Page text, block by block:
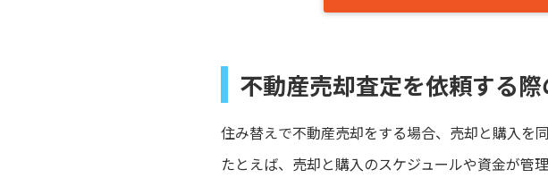
不動産売却査定を依頼する
住み替えで不動産売却をする場合、売却と購入を
たとえば、売却と購入のスケジュールや資金が管